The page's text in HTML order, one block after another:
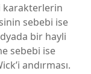
karakterlerin
sebebi ise
bir hayli
sebebi ise
andırması.